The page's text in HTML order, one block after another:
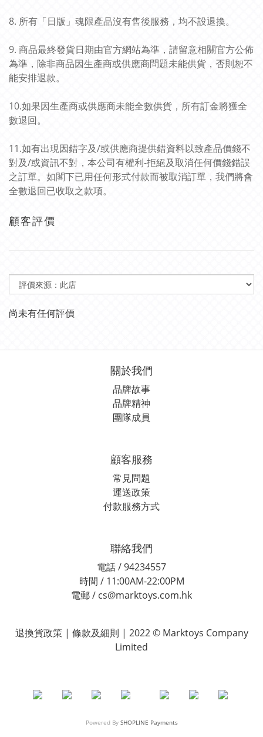
8. 所有「日版」魂限產品沒有售後服務，均不設退換。
9. 商品最終發貨日期由官方網站為準，請留意相關官方公佈
為準，除非商品因生產商或供應商問題未能供貨，否則恕不
能安排退款。
10.如果因生產商或供應商未能全數供貨，所有訂金將獲全
數退回。
11.如有出現因錯字及/或供應商提供錯資料以致產品價錢不
對及/或資訊不對，本公司有權利-拒絕及取消任何價錢錯誤
之訂單。如閣下已用任何形式付款而被取消訂單，我們將會
全數退回已收取之款項。
顧客評價
尚未有任何評價
關於我們
品牌故事
品牌精神
團隊成員
顧客服務
常見問題
運送政策
付款服務方式
聯絡我們
電話 / 94234557
時間 / 11:00AM-22:00PM
電郵 / cs@marktoys.com.hk
退換貨政策 | 條款及細則 | 2022 © Marktoys Company
Limited
Powered By SHOPLINE Payments